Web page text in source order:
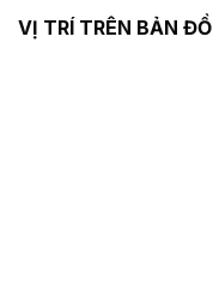
VỊ TRÍ TRÊN BẢN ĐỒ